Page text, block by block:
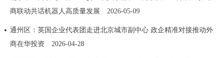
便民服务 利企服务
中介服务
商联动共话机器人高质量发展
2026-05-09
通州区：英国企业代表团走进北京城市副中心 政企精准对接推动外
商在华投资
2026-04-28